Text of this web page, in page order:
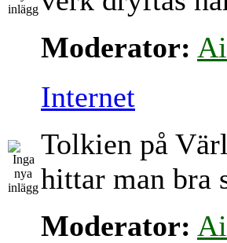
Moderator:
Internet
Tolkien på
hittar man bra
Moderator: